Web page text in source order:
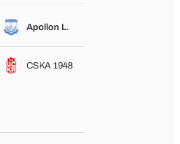
Apollon L.
CSKA 1948